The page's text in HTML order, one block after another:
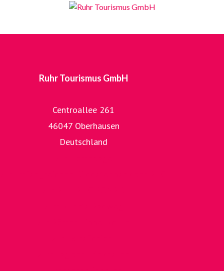
Ruhr Tourismus GmbH
Centroallee 261
46047 Oberhausen
Deutschland